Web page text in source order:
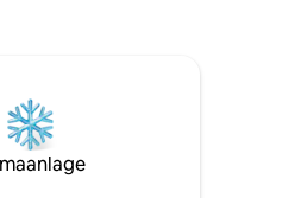
vom Chalet
der Nähe